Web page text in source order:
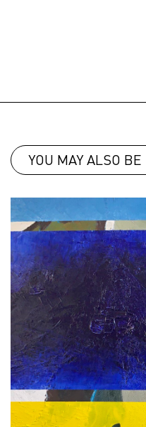
YOU MAY ALSO